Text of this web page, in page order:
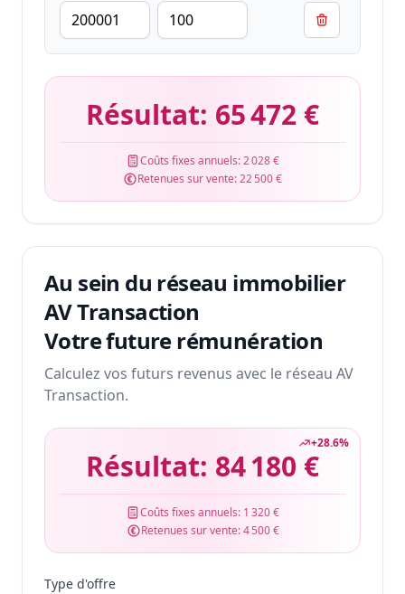
Résultat: 65 472 €
Coûts fixes annuels:2 028 €
Retenues sur vente:22 500 €
Au sein du réseau immobilier
AV Transaction
Votre future rémunération
Calculez vos futurs revenus avec le réseau AV
Transaction.
+28.6%
Résultat: 84 180 €
Coûts fixes annuels: 1 320 €
Retenues sur vente:4 500 €
Type d'offre